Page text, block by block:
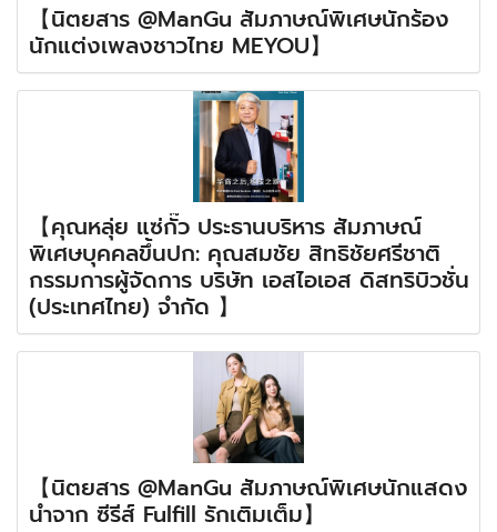
【นิตยสาร @ManGu สัมภาษณ์พิเศษนักร้อง
นักแต่งเพลงชาวไทย MEYOU】
【คุณหลุ่ย แซ่กั๊ว ประธานบริหาร สัมภาษณ์
พิเศษบุคคลขึ้นปก: คุณสมชัย สิทธิชัยศรีชาติ
กรรมการผู้จัดการ บริษัท เอสไอเอส ดิสทริบิวชั่น
(ประเทศไทย) จำกัด 】
【นิตยสาร @ManGu สัมภาษณ์พิเศษนักแสดง
นำจาก ซีรีส์ Fulfill รักเติมเต็ม】